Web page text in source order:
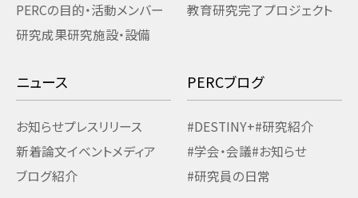
PERCの目的・活動メンバー
研究成果研究施設・設備
教育研究完了プロジェクト
ニュース
お知らせプレスリリース
新着論文イベントメディア
ブログ紹介
PERCブログ
#DESTINY+#研究紹介
#学会・会議#お知らせ
#研究員の日常